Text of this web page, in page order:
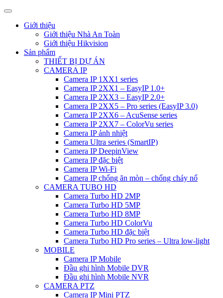
Giới thiệu
Giới thiệu Nhà An Toàn
Giới thiệu Hikvision
Sản phẩm
THIẾT BỊ DỰ ÁN
CAMERA IP
Camera IP 1XX1 series
Camera IP 2XX1 – EasyIP 1.0+
Camera IP 2XX3 – EasyIP 2.0+
Camera IP 2XX5 – Pro series (EasyIP 3.0)
Camera IP 2XX6 – AcuSense series
Camera IP 2XX7 – ColorVu series
Camera IP ảnh nhiệt
Camera Ultra series (SmartIP)
Camera IP DeepinView
Camera IP đặc biệt
Camera IP Wi-Fi
Camera IP chống ăn mòn – chống cháy nổ
CAMERA TUBO HD
Camera Turbo HD 2MP
Camera Turbo HD 5MP
Camera Turbo HD 8MP
Camera Turbo HD ColorVu
Camera Turbo HD đặc biệt
Camera Turbo HD Pro series – Ultra low-light
MOBILE
Camera IP Mobile
Đầu ghi hình Mobile DVR
Đầu ghi hình Mobile NVR
CAMERA PTZ
Camera IP Mini PTZ